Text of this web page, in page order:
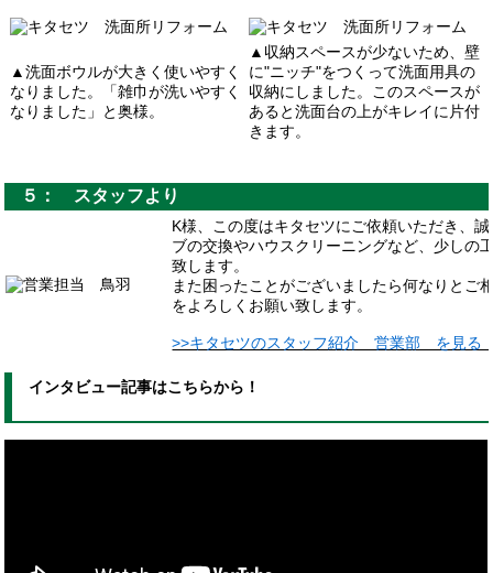
▲洗面ボウルが大きく使いやすく
なりました。「雑巾が洗いやすく
なりました」と奥様。
▲収納スペースが少ないため、壁
に"ニッチ"をつくって洗面用具の
収納にしました。このスペースが
あると洗面台の上がキレイに片付
きます。
５： スタッフより
K様、この度はキタセツにご依頼いただき、
ブの交換やハウスクリーニングなど、少しの
致します。
また困ったことがございましたら何なりとご
をよろしくお願い致します。
>>キタセツのスタッフ紹介 営業部 を見
インタビュー記事はこちらから！